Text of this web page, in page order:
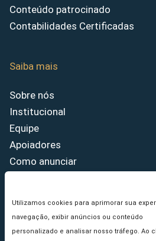
Utilizamos cookies para aprimorar sua
navegação, exibir anúncios ou conteúdo
personalizado e analisar nosso tráfego. Ao
Conteúdo patrocinado
Contabilidades Certificadas
Saiba mais
Sobre nós
Institucional
Equipe
Apoiadores
Como anunciar
Princípios Editoriais